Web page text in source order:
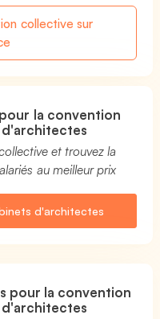
collective sur
la convention
et trouvez la
au meilleur prix
d'architectes
pour la convention